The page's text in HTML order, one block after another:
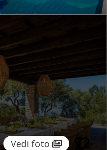
Vedi foto